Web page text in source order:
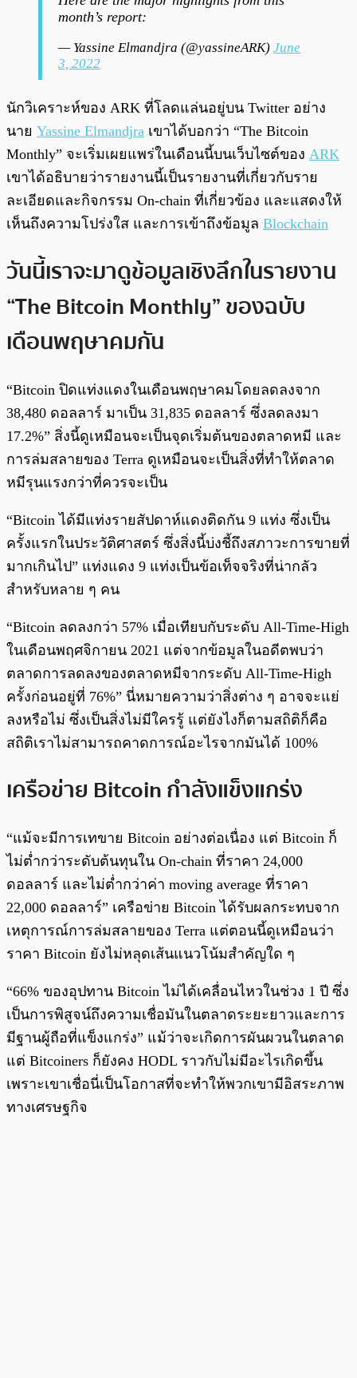
month’s report:
— Yassine Elmandjra (@yassineARK) June
3, 2022
นักวิเคราะห์ของ ARK ที่โลดแล่นอยู่บน Twitter อย่าง
นาย Yassine Elmandjra เขาได้บอกว่า “The Bitcoin
Monthly” จะเริ่มเผยแพร่ในเดือนนี้บนเว็บไซต์ของ ARK
เขาได้อธิบายว่ารายงานนี้เป็นรายงานที่เกี่ยวกับราย
ละเอียดและกิจกรรม On-chain ที่เกี่ยวข้อง และแสดงให้
เห็นถึงความโปร่งใส และการเข้าถึงข้อมูล Blockchain
วันนี้เราจะมาดูข้อมูลเชิงลึกในรายงาน
“The Bitcoin Monthly” ของฉบับ
เดือนพฤษาคมกัน
“Bitcoin ปิดแท่งแดงในเดือนพฤษาคมโดยลดลงจาก
38,480 ดอลลาร์ มาเป็น 31,835 ดอลลาร์ ซึ่งลดลงมา
17.2%” สิ่งนี้ดูเหมือนจะเป็นจุดเริ่มต้นของตลาดหมี และ
การล่มสลายของ Terra ดูเหมือนจะเป็นสิ่งที่ทำให้ตลาด
หมีรุนแรงกว่าที่ควรจะเป็น
“Bitcoin ได้มีแท่งรายสัปดาห์แดงติดกัน 9 แท่ง ซึ่งเป็น
ครั้งแรกในประวัติศาสตร์ ซึ่งสิ่งนี้บ่งชี้ถึงสภาวะการขายที่
มากเกินไป” แท่งแดง 9 แท่งเป็นข้อเท็จจริงที่น่ากลัว
สำหรับหลาย ๆ คน
“Bitcoin ลดลงกว่า 57% เมื่อเทียบกับระดับ All-Time-High
ในเดือนพฤศจิกายน 2021 แต่จากข้อมูลในอดีตพบว่า
ตลาดการลดลงของตลาดหมีจากระดับ All-Time-High
ครั้งก่อนอยู่ที่ 76%” นี่หมายความว่าสิ่งต่าง ๆ อาจจะแย่
ลงหรือไม่ ซึ่งเป็นสิ่งไม่มีใครรู้ แต่ยังไงก็ตามสถิติก็คือ
สถิติเราไม่สามารถคาดการณ์อะไรจากมันได้ 100%
เครือข่าย Bitcoin กำลังแข็งแกร่ง
“แม้จะมีการเทขาย Bitcoin อย่างต่อเนื่อง แต่ Bitcoin ก็
ไม่ต่ำกว่าระดับต้นทุนใน On-chain ที่ราคา 24,000
ดอลลาร์ และไม่ต่ำกว่าค่า moving average ที่ราคา
22,000 ดอลลาร์” เครือข่าย Bitcoin ได้รับผลกระทบจาก
เหตุการณ์การล่มสลายของ Terra แต่ตอนนี้ดูเหมือนว่า
ราคา Bitcoin ยังไม่หลุดเส้นแนวโน้มสำคัญใด ๆ
“66% ของอุปทาน Bitcoin ไม่ได้เคลื่อนไหวในช่วง 1 ปี ซึ่ง
เป็นการพิสูจน์ถึงความเชื่อมันในตลาดระยะยาวและการ
มีฐานผู้ถือที่แข็งแกร่ง” แม้ว่าจะเกิดการผันผวนในตลาด
แต่ Bitcoiners ก็ยังคง HODL ราวกับไม่มีอะไรเกิดขึ้น
เพราะเขาเชื่อนี่เป็นโอกาสที่จะทำให้พวกเขามีอิสระภาพ
ทางเศรษฐกิจ